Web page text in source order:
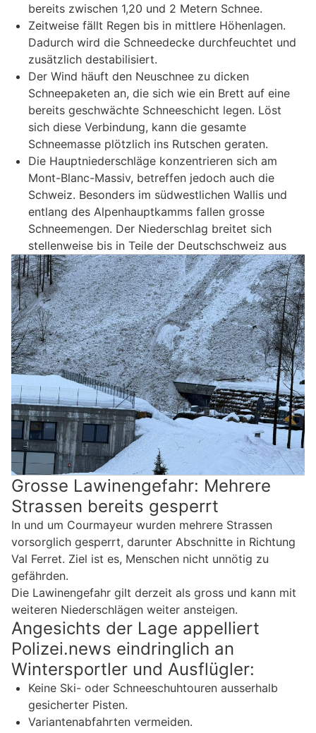
bereits zwischen 1,20 und 2 Metern Schnee.
Zeitweise fällt Regen bis in mittlere Höhenlagen.
Dadurch wird die Schneedecke durchfeuchtet und
zusätzlich destabilisiert.
Der Wind häuft den Neuschnee zu dicken
Schneepaketen an, die sich wie ein Brett auf eine
bereits geschwächte Schneeschicht legen. Löst
sich diese Verbindung, kann die gesamte
Schneemasse plötzlich ins Rutschen geraten.
Die Hauptniederschläge konzentrieren sich am
Mont-Blanc-Massiv, betreffen jedoch auch die
Schweiz. Besonders im südwestlichen Wallis und
entlang des Alpenhauptkamms fallen grosse
Schneemengen. Der Niederschlag breitet sich
stellenweise bis in Teile der Deutschschweiz aus
Grosse Lawinengefahr: Mehrere
Strassen bereits gesperrt
In und um Courmayeur wurden mehrere Strassen
vorsorglich gesperrt, darunter Abschnitte in Richtung
Val Ferret. Ziel ist es, Menschen nicht unnötig zu
gefährden.
Die Lawinengefahr gilt derzeit als gross und kann mit
weiteren Niederschlägen weiter ansteigen.
Angesichts der Lage appelliert
Polizei.news eindringlich an
Wintersportler und Ausflügler:
Keine Ski- oder Schneeschuhtouren ausserhalb
gesicherter Pisten.
Variantenabfahrten vermeiden.